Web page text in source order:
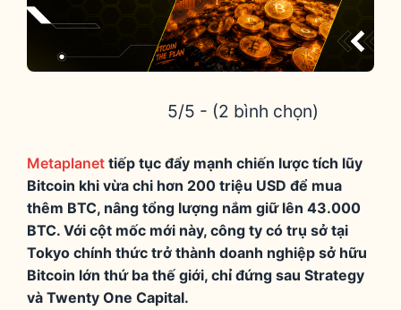
5/5 - (2 bình chọn)
Metaplanet tiếp tục đẩy mạnh chiến lược tích lũy
Bitcoin khi vừa chi hơn 200 triệu USD để mua
thêm BTC, nâng tổng lượng nắm giữ lên 43.000
BTC. Với cột mốc mới này, công ty có trụ sở tại
Tokyo chính thức trở thành doanh nghiệp sở hữu
Bitcoin lớn thứ ba thế giới, chỉ đứng sau Strategy
và Twenty One Capital.